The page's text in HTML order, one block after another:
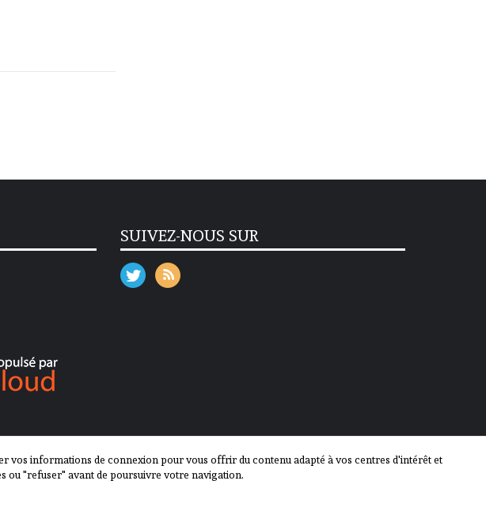
SUIVEZ-NOUS SUR
vos informations de connexion pour vous offrir du contenu adapté à vos centres d'intérêt et
ou "refuser" avant de poursuivre votre navigation.